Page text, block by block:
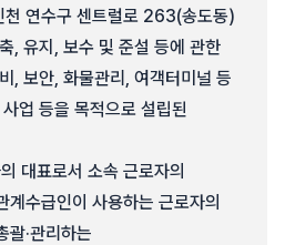
천 연수구 센트럴로 263(송도동)
, 유지, 보수 및 준설 등에 관한
, 보안, 화물관리, 여객터미널 등
업 등을 목적으로 설립된
대표로서 소속 근로자의
계수급인이 사용하는 근로자의
괄·관리하는